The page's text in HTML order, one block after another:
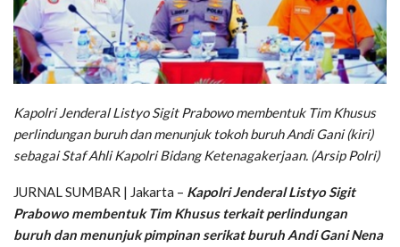
Kapolri Jenderal Listyo Sigit Prabowo membentuk Tim Khusus
perlindungan buruh dan menunjuk tokoh buruh Andi Gani (kiri)
sebagai Staf Ahli Kapolri Bidang Ketenagakerjaan. (Arsip Polri)
JURNAL SUMBAR | Jakarta – Kapolri Jenderal Listyo Sigit
Prabowo membentuk Tim Khusus terkait perlindungan
buruh dan menunjuk pimpinan serikat buruh Andi Gani Nena